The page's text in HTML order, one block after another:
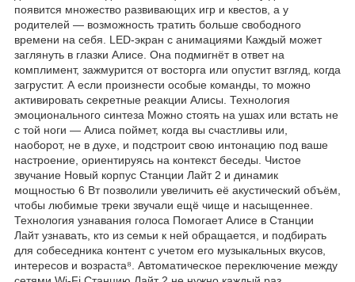
появится множество развивающих игр и квестов, а у
родителей — возможность тратить больше свободного
времени на себя. LED-экран с анимациями Каждый может
заглянуть в глазки Алисе. Она подмигнёт в ответ на
комплимент, зажмурится от восторга или опустит взгляд, когда
загрустит. А если произнести особые команды, то можно
активировать секретные реакции Алисы. Технология
эмоционального синтеза Можно стоять на ушах или встать не
с той ноги — Алиса поймет, когда вы счастливы или,
наоборот, не в духе, и подстроит свою интонацию под ваше
настроение, ориентируясь на контекст беседы. Чистое
звучание Новый корпус Станции Лайт 2 и динамик
мощностью 6 Вт позволили увеличить её акустический объём,
чтобы любимые треки звучали ещё чище и насыщеннее.
Технология узнавания голоса Помогает Алисе в Станции
Лайт узнавать, кто из семьи к ней обращается, и подбирать
для собеседника контент с учетом его музыкальных вкусов,
интересов и возраста⁸. Автоматическое переключение между